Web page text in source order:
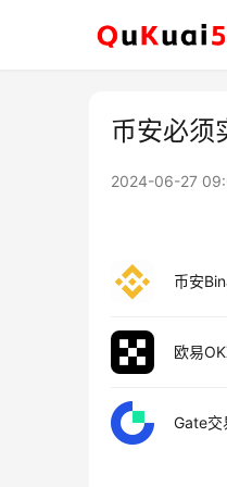
币安必须
2024-06-27
币安
欧易
Gate交